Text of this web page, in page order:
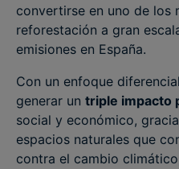
convertirse en uno de los
reforestación a gran
emisiones en España.
Con un enfoque
generar un triple impacto
social y económico,
espacios naturales que
contra el cambio